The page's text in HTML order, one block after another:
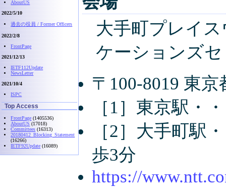
大手町プレイ
ケーションズ
〒100-8019 東
［1］東京駅・
［2］大手町駅
歩3分
https://
AboutUS
2022/5/10
過去の役員 / Former Officers
2022/2/8
FrontPage
2021/12/13
IETF112Update
NewsLetter
2021/10/4
ISPC
Top Access
FrontPage (1405536)
AboutUS (17018)
Committees (16313)
20180412_Blocking_Statement
(16266)
IETF92Update (16089)